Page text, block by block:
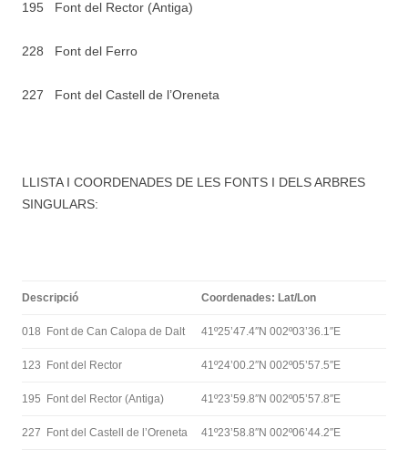
195 Font del Rector (Antiga)
228 Font del Ferro
227 Font del Castell de l’Oreneta
LLISTA I COORDENADES DE LES FONTS I DELS ARBRES
SINGULARS:
Descripció Coordenades: Lat/Lon
018 Font de Can Calopa de Dalt 41º25’47.4″N 002º03’36.1″E
123 Font del Rector 41º24’00.2″N 002º05’57.5″E
195 Font del Rector (Antiga) 41º23’59.8″N 002º05’57.8″E
227 Font del Castell de l’Oreneta 41º23’58.8″N 002º06’44.2″E